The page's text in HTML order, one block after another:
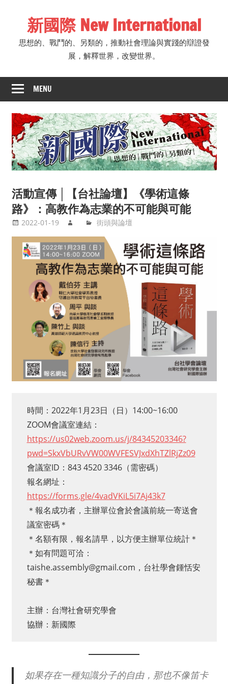
新國際 New International
思想的、戰鬥的、另類的，推動社會理論與實踐的辯證發
展，解釋世界，改變世界。
MENU
活動宣傳 │【台社論壇】《學術這條
路》：高教作為志業的不可能與可能
2022-01-19 街頭與論壇
時間：2022年1月23日（日）14:00~16:00
ZOOM會議室連結：
https://us02web.zoom.us/j/84345203346?
pwd=SkxVbURvVW00WVFESVJxdXhTZlRjZz09
會議室ID：843 4520 3346（需密碼）
報名網址：
https://forms.gle/4vadVKiL5i7Aj43k7
＊報名成功者，主辦單位會於會議前統一寄送會
議室密碼＊
＊名額有限，報名請早，以方便主辦單位統計＊
＊如有問題可洽：
taishe.assembly@gmail.com，台社學會鍾恬安
秘書＊
主辦：台灣社會研究學會
協辦：新國際
如果存在一種知識分子的自由，那也不像笛卡